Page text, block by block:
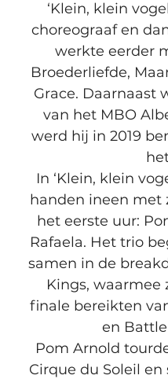
‘Klein, klein
choreograaf en
werkte eerder
Broederliefde,
Grace. Daarnaast
van het MBO
werd hij in 2019
In ‘Klein, klein
handen ineen met
het eerste uur:
Rafaela. Het trio
samen in de
Kings, waarmee
finale bereikten
en Battle
Pom Arnold
Cirque du Soleil